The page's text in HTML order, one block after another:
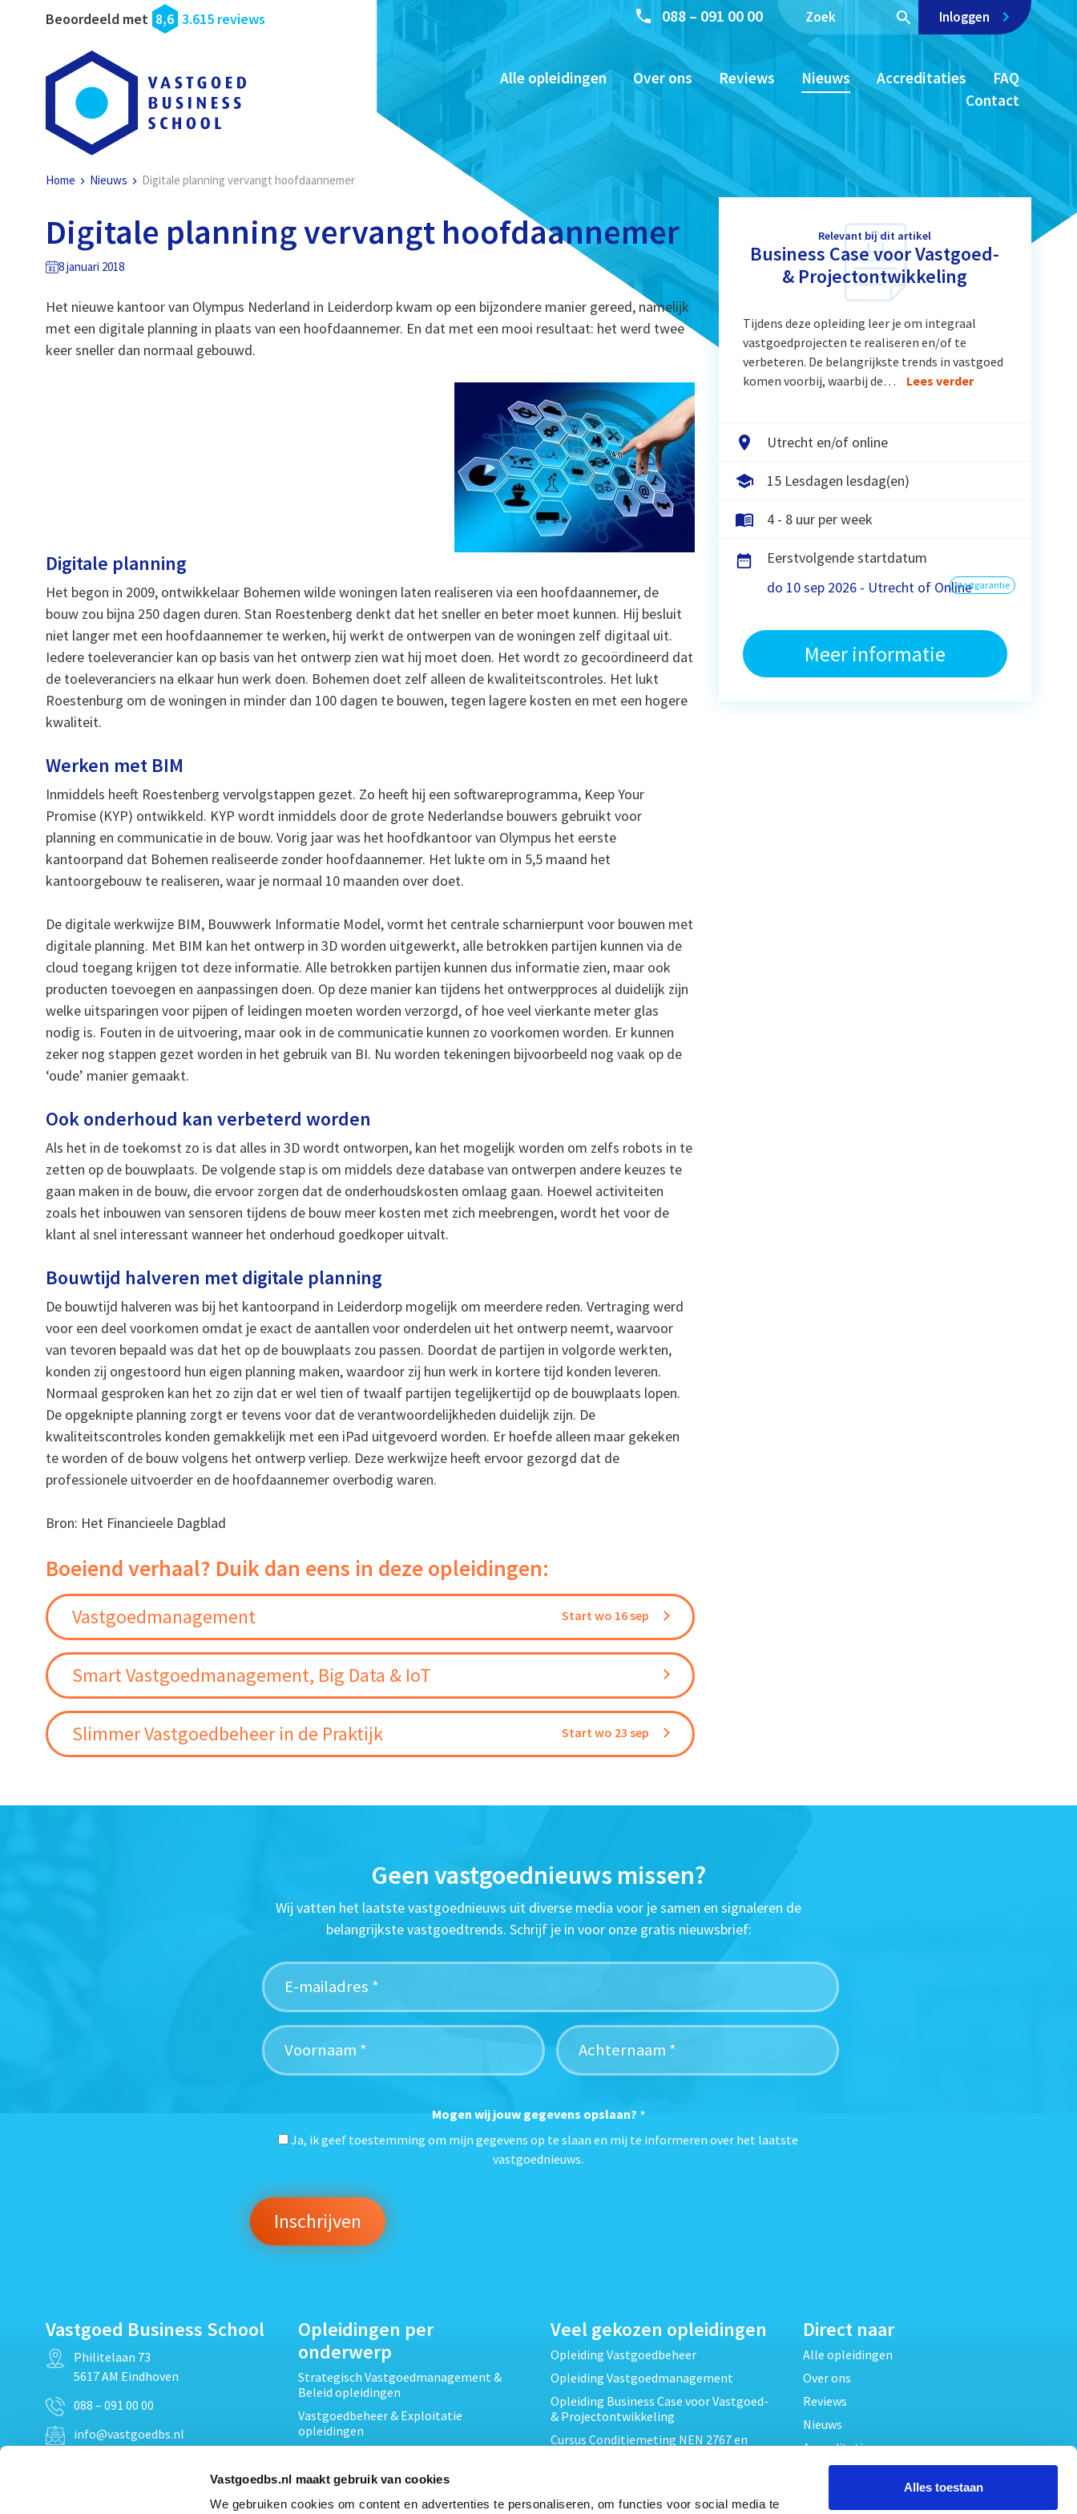
Vastgoedbs.nl maakt gebruik van cookies
We gebruiken cookies om content en advertenties te personaliseren, om functies voor social media te
Alles toestaan
Beoordeeld met 8,6 3.615 reviews 088 – 091 00 00 Inloggen
Alle opleidingen Over ons Reviews Nieuws Accreditaties
FAQ
Contact
Home Nieuws Digitale planning vervangt hoofdaannemer
Digitale planning vervangt hoofdaannemer
8 januari 2018
Het nieuwe kantoor van Olympus Nederland in Leiderdorp kwam op een bijzondere manier gereed, namelijk
met een digitale planning in plaats van een hoofdaannemer. En dat met een mooi resultaat: het werd twee
keer sneller dan normaal gebouwd.
Digitale planning
Het begon in 2009, ontwikkelaar Bohemen wilde woningen laten realiseren via een hoofdaannemer, de
bouw zou bijna 250 dagen duren. Stan Roestenberg denkt dat het sneller en beter moet kunnen. Hij besluit
niet langer met een hoofdaannemer te werken, hij werkt de ontwerpen van de woningen zelf digitaal uit.
Iedere toeleverancier kan op basis van het ontwerp zien wat hij moet doen. Het wordt zo gecoördineerd dat
de toeleveranciers na elkaar hun werk doen. Bohemen doet zelf alleen de kwaliteitscontroles. Het lukt
Roestenburg om de woningen in minder dan 100 dagen te bouwen, tegen lagere kosten en met een hogere
kwaliteit.
Werken met BIM
Inmiddels heeft Roestenberg vervolgstappen gezet. Zo heeft hij een softwareprogramma, Keep Your
Promise (KYP) ontwikkeld. KYP wordt inmiddels door de grote Nederlandse bouwers gebruikt voor
planning en communicatie in de bouw. Vorig jaar was het hoofdkantoor van Olympus het eerste
kantoorpand dat Bohemen realiseerde zonder hoofdaannemer. Het lukte om in 5,5 maand het
kantoorgebouw te realiseren, waar je normaal 10 maanden over doet.
De digitale werkwijze BIM, Bouwwerk Informatie Model, vormt het centrale scharnierpunt voor bouwen met
digitale planning. Met BIM kan het ontwerp in 3D worden uitgewerkt, alle betrokken partijen kunnen via de
cloud toegang krijgen tot deze informatie. Alle betrokken partijen kunnen dus informatie zien, maar ook
producten toevoegen en aanpassingen doen. Op deze manier kan tijdens het ontwerpproces al duidelijk zijn
welke uitsparingen voor pijpen of leidingen moeten worden verzorgd, of hoe veel vierkante meter glas
nodig is. Fouten in de uitvoering, maar ook in de communicatie kunnen zo voorkomen worden. Er kunnen
zeker nog stappen gezet worden in het gebruik van BI. Nu worden tekeningen bijvoorbeeld nog vaak op de
‘oude’ manier gemaakt.
Ook onderhoud kan verbeterd worden
Als het in de toekomst zo is dat alles in 3D wordt ontworpen, kan het mogelijk worden om zelfs robots in te
zetten op de bouwplaats. De volgende stap is om middels deze database van ontwerpen andere keuzes te
gaan maken in de bouw, die ervoor zorgen dat de onderhoudskosten omlaag gaan. Hoewel activiteiten
zoals het inbouwen van sensoren tijdens de bouw meer kosten met zich meebrengen, wordt het voor de
klant al snel interessant wanneer het onderhoud goedkoper uitvalt.
Bouwtijd halveren met digitale planning
De bouwtijd halveren was bij het kantoorpand in Leiderdorp mogelijk om meerdere reden. Vertraging werd
voor een deel voorkomen omdat je exact de aantallen voor onderdelen uit het ontwerp neemt, waarvoor
van tevoren bepaald was dat het op de bouwplaats zou passen. Doordat de partijen in volgorde werkten,
konden zij ongestoord hun eigen planning maken, waardoor zij hun werk in kortere tijd konden leveren.
Normaal gesproken kan het zo zijn dat er wel tien of twaalf partijen tegelijkertijd op de bouwplaats lopen.
De opgeknipte planning zorgt er tevens voor dat de verantwoordelijkheden duidelijk zijn. De
kwaliteitscontroles konden gemakkelijk met een iPad uitgevoerd worden. Er hoefde alleen maar gekeken
te worden of de bouw volgens het ontwerp verliep. Deze werkwijze heeft ervoor gezorgd dat de
professionele uitvoerder en de hoofdaannemer overbodig waren.
Bron: Het Financieele Dagblad
Boeiend verhaal? Duik dan eens in deze opleidingen:
Vastgoedmanagement Start wo 16 sep
Smart Vastgoedmanagement, Big Data & IoT
Slimmer Vastgoedbeheer in de Praktijk Start wo 23 sep
Relevant bij dit artikel
Business Case voor Vastgoed-
& Projectontwikkeling
Tijdens deze opleiding leer je om integraal
vastgoedprojecten te realiseren en/of te
verbeteren. De belangrijkste trends in vastgoed
komen voorbij, waarbij de…
Lees verder
Utrecht en/of online
15 Lesdagen lesdag(en)
4 - 8 uur per week
Eerstvolgende startdatum
do 10 sep 2026 - Utrecht of Onlinestartgarantie
Meer informatie
Geen vastgoednieuws missen?
Wij vatten het laatste vastgoednieuws uit diverse media voor je samen en signaleren de
belangrijkste vastgoedtrends. Schrijf je in voor onze gratis nieuwsbrief:
Mogen wij jouw gegevens opslaan? *
Ja, ik geef toestemming om mijn gegevens op te slaan en mij te informeren over het laatste
vastgoednieuws.
Vastgoed Business School
Philitelaan 73
5617 AM Eindhoven
088 – 091 00 00
info@vastgoedbs.nl
Opleidingen per
onderwerp
Strategisch Vastgoedmanagement &
Beleid opleidingen
Vastgoedbeheer & Exploitatie
opleidingen
Projectontwikkeling &
Veel gekozen opleidingen
Opleiding Vastgoedbeheer
Opleiding Vastgoedmanagement
Opleiding Business Case voor Vastgoed-
& Projectontwikkeling
Cursus Conditiemeting NEN 2767 en
Cursus EP-W Basis Woningen
Direct naar
Alle opleidingen
Over ons
Reviews
Nieuws
Accreditaties